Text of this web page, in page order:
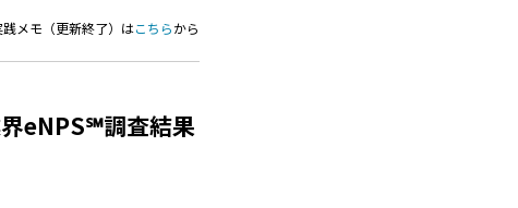
メモ（更新終了）はこちらから
eNPS℠調査結果